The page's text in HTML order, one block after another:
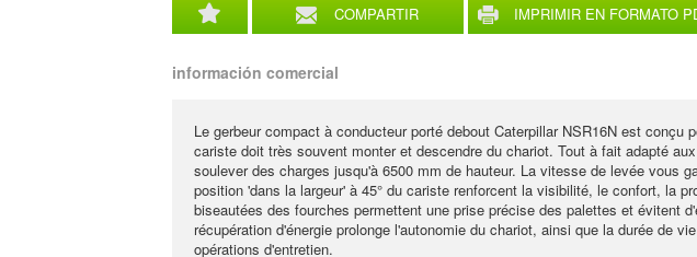
COMPARTIR IMPRIMIR EN FORMATO
información comercial
Le gerbeur compact à conducteur porté debout Caterpillar NSR16N est
cariste doit très souvent monter et descendre du chariot. Tout à fait adapté
soulever des charges jusqu'à 6500 mm de hauteur. La vitesse de levée vous
position 'dans la largeur' à 45° du cariste renforcent la visibilité, le confort, la
biseautées des fourches permettent une prise précise des palettes et évitent
récupération d'énergie prolonge l'autonomie du chariot, ainsi que la durée de
opérations d'entretien.